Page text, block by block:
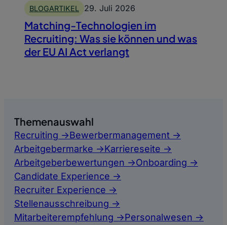
BLOGARTIKEL 29. Juli 2026
Matching-Technologien im
Recruiting: Was sie können und was
der EU AI Act verlangt
Themenauswahl
Recruiting ->Bewerbermanagement ->
Arbeitgebermarke ->Karriereseite ->
Arbeitgeberbewertungen ->Onboarding ->
Candidate Experience ->
Recruiter Experience ->
Stellenausschreibung ->
Mitarbeiterempfehlung ->Personalwesen ->